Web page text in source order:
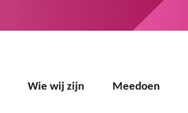
Wie wij zijn Meedoen